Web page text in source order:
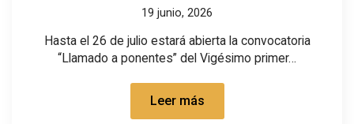
19 junio, 2026
Hasta el 26 de julio estará abierta la convocatoria
“Llamado a ponentes” del Vigésimo primer…
Leer más